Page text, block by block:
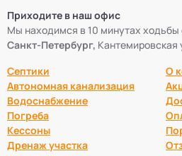
Приходите в наш офис
Мы находимся в 10 минутах ходьбы
Санкт-Петербург, Кантемировская
Септики
Автономная канализация
Водоснабжение
Погреба
Кессоны
Дренаж участка
О